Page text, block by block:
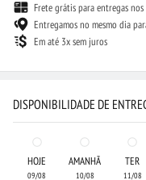
Frete grátis para entregas
Entregamos no mesmo dia
Em até 3x sem juros
DISPONIBILIDADE DE
HOJE
09/08
AMANHÃ
10/08
TER
11/08